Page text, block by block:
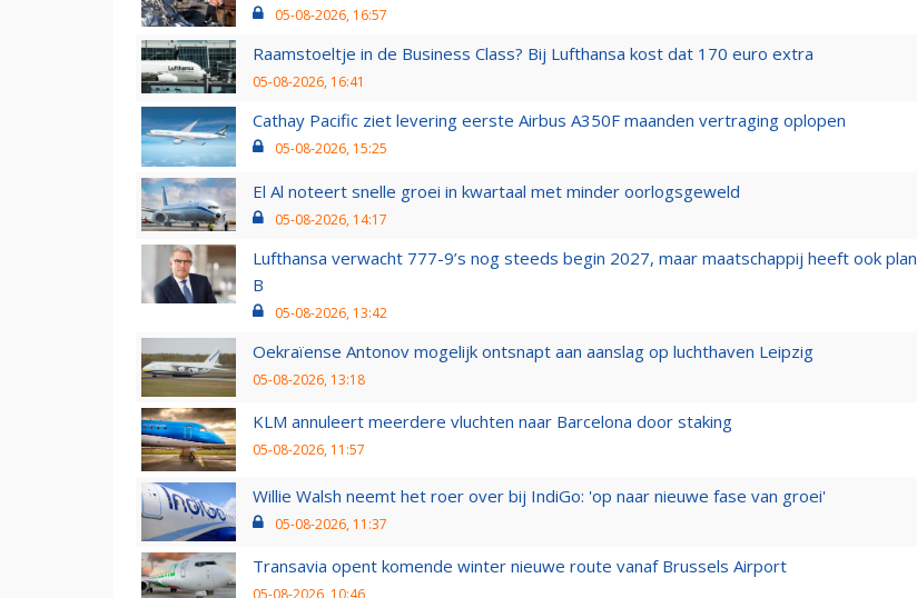
05-08-2026, 16:57
Raamstoeltje in de Business Class? Bij Lufthansa kost dat 170 euro extra
05-08-2026, 16:41
Cathay Pacific ziet levering eerste Airbus A350F maanden vertraging oplopen
05-08-2026, 15:25
El Al noteert snelle groei in kwartaal met minder oorlogsgeweld
05-08-2026, 14:17
Lufthansa verwacht 777-9’s nog steeds begin 2027, maar maatschappij heeft ook plan
B
05-08-2026, 13:42
Oekraïense Antonov mogelijk ontsnapt aan aanslag op luchthaven Leipzig
05-08-2026, 13:18
KLM annuleert meerdere vluchten naar Barcelona door staking
05-08-2026, 11:57
Willie Walsh neemt het roer over bij IndiGo: 'op naar nieuwe fase van groei'
05-08-2026, 11:37
Transavia opent komende winter nieuwe route vanaf Brussels Airport